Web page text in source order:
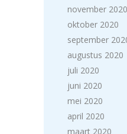
november 2020
oktober 2020
september
augustus 2020
juli 2020
juni 2020
mei 2020
april 2020
maart 2020